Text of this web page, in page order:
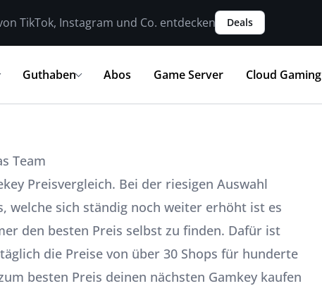
TikTok, Instagram und Co. entdecken Deals
Guthaben Abos Game Server Cloud Gaming
Team
Preisvergleich. Bei der riesigen Auswahl
welche sich ständig noch weiter erhöht ist es
den besten Preis selbst zu finden. Dafür ist
die Preise von über 30 Shops für hunderte
besten Preis deinen nächsten Gamkey kaufen